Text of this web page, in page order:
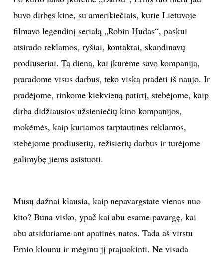
buvo dirbęs kine, su amerikiečiais, kurie Lietuvoje
filmavo legendinį serialą „Robin Hudas“, paskui
atsirado reklamos, ryšiai, kontaktai, skandinavų
prodiuseriai. Tą dieną, kai įkūrėme savo kompaniją,
praradome visus darbus, teko viską pradėti iš naujo. Ir
pradėjome, rinkome kiekvieną patirtį, stebėjome, kaip
dirba didžiausios užsieniečių kino kompanijos,
mokėmės, kaip kuriamos tarptautinės reklamos,
stebėjome prodiuserių, režisierių darbus ir turėjome
galimybę jiems asistuoti.
Mūsų dažnai klausia, kaip nepavargstate vienas nuo
kito? Būna visko, ypač kai abu esame pavargę, kai
abu atsiduriame ant apatinės natos. Tada aš virstu
Ernio klounu ir mėginu jį prajuokinti. Ne visada